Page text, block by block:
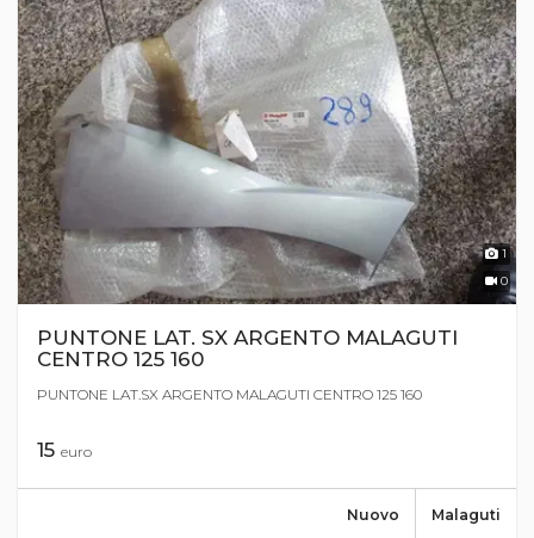
1
0
PUNTONE LAT. SX ARGENTO MALAGUTI
CENTRO 125 160
PUNTONE LAT.SX ARGENTO MALAGUTI CENTRO 125 160
15 euro
Malaguti
Nuovo